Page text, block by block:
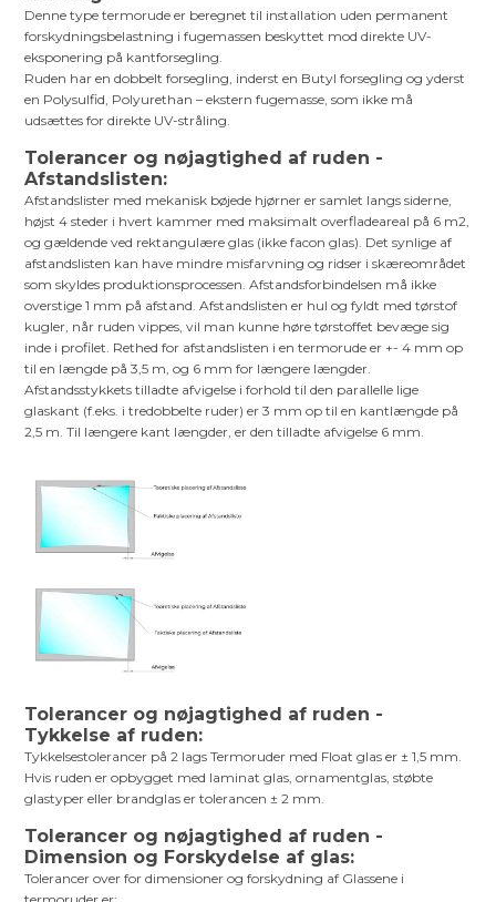
Denne type termorude er beregnet til installation uden permanent
forskydningsbelastning i fugemassen beskyttet mod direkte UV-
eksponering på kantforsegling.
Ruden har en dobbelt forsegling, inderst en Butyl forsegling og yderst
en Polysulfid, Polyurethan – ekstern fugemasse, som ikke må
udsættes for direkte UV-stråling.
Tolerancer og nøjagtighed af ruden -
Afstandslisten:
Afstandslister med mekanisk bøjede hjørner er samlet langs siderne,
højst 4 steder i hvert kammer med maksimalt overfladeareal på 6 m2,
og gældende ved rektangulære glas (ikke facon glas). Det synlige af
afstandslisten kan have mindre misfarvning og ridser i skæreområdet
som skyldes produktionsprocessen. Afstandsforbindelsen må ikke
overstige 1 mm på afstand. Afstandslisten er hul og fyldt med tørstof
kugler, når ruden vippes, vil man kunne høre tørstoffet bevæge sig
inde i profilet. Rethed for afstandslisten i en termorude er +- 4 mm op
til en længde på 3,5 m, og 6 mm for længere længder.
Afstandsstykkets tilladte afvigelse i forhold til den parallelle lige
glaskant (f.eks. i tredobbelte ruder) er 3 mm op til en kantlængde på
2,5 m. Til længere kant længder, er den tilladte afvigelse 6 mm.
Tolerancer og nøjagtighed af ruden -
Tykkelse af ruden:
Tykkelsestolerancer på 2 lags Termoruder med Float glas er ± 1,5 mm.
Hvis ruden er opbygget med laminat glas, ornamentglas, støbte
glastyper eller brandglas er tolerancen ± 2 mm.
Tolerancer og nøjagtighed af ruden -
Dimension og Forskydelse af glas:
Tolerancer over for dimensioner og forskydning af Glassene i